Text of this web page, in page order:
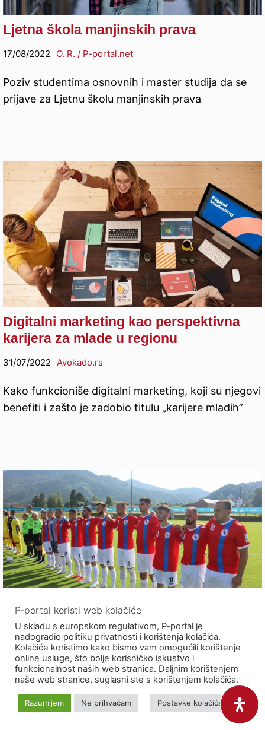
Ljetna škola manjinskih prava
17/08/2022 O. R. / P-portal.net
Poziv studentima osnovnih i master studija da se
prijave za Ljetnu školu manjinskih prava
Digitalni marketing kao perspektivna
karijera za mlade u regionu
31/07/2022 Avokado.rs
Kako funkcioniše digitalni marketing, koji su njegovi
benefiti i zašto je zadobio titulu „karijere mladih”
Europeada – mnogo više od sporta
17/07/2022 Tatjana Dragičević
Da je Europeada puno više od sporta pokazale su
sve reprezentacije koje su u njoj sudjelovale
promovirajući svoju kulturu i svoj jezik
P-portal koristi web kolačiće
U skladu s europskom regulativom, P-portal je
nadogradio politiku privatnosti i korištenja kolačića.
Kolačiće koristimo kako bismo vam omogućili korištenje
online usluge, što bolje korisničko iskustvo i
funkcionalnost naših web stranica. Daljnim korištenjem
naše web stranice, suglasni ste s korištenjem kolačića.
Razumijem Ne prihvaćam Postavke kolačića